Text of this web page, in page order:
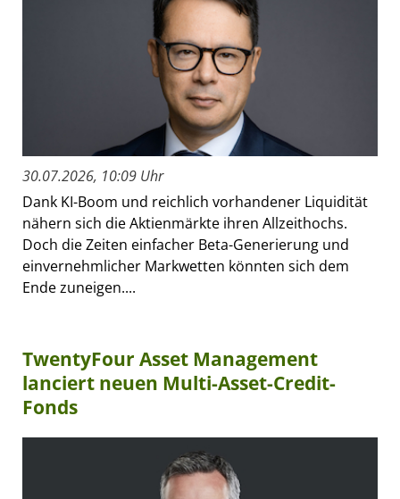
30.07.2026, 10:09 Uhr
Dank KI-Boom und reichlich vorhandener Liquidität
nähern sich die Aktienmärkte ihren Allzeithochs.
Doch die Zeiten einfacher Beta-Generierung und
einvernehmlicher Markwetten könnten sich dem
Ende zuneigen....
TwentyFour Asset Management
lanciert neuen Multi-Asset-Credit-
Fonds